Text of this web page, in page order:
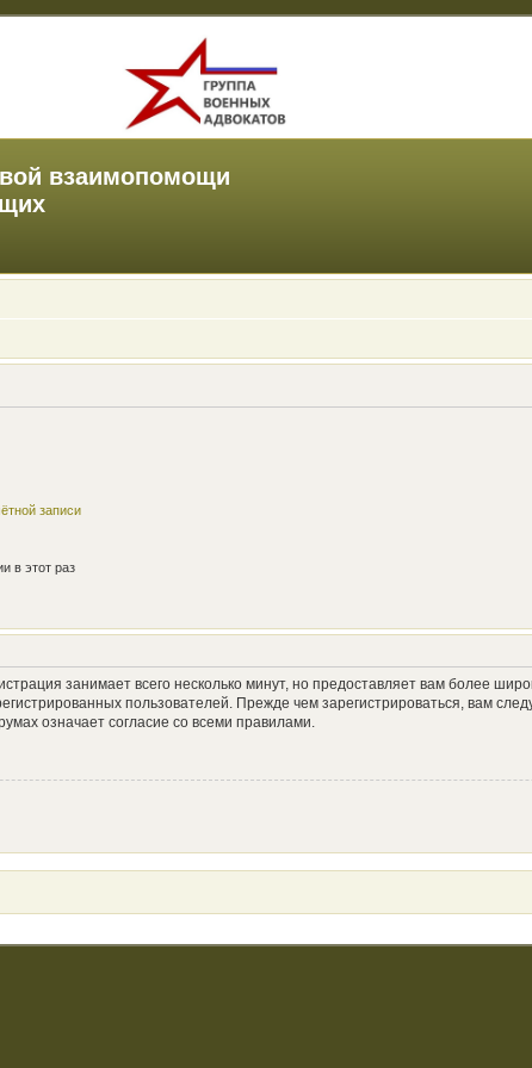
взаимопомощи
записи
в этот раз
занимает всего несколько минут, но предоставляет вам более
пользователей. Прежде чем зарегистрироваться, вам
означает согласие со всеми правилами.